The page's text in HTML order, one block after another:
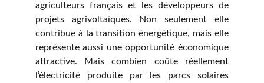
agriculteurs français et les développeurs de
projets agrivoltaïques. Non seulement elle
contribue à la transition énergétique, mais elle
représente aussi une opportunité économique
attractive. Mais combien coûte réellement
l’électricité produite par les parcs solaires